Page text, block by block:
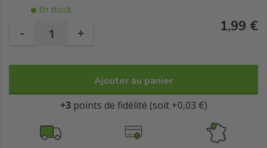
Son adhésivité augmente dans le temps et explique sa
Il ne laisse pas de résidus adhésifs et son retrait est
Il est transparent aux rayons X et disponible en
blanc et couleur chair
En stock
- + 1,99 €
Ajouter au panier
+3 points de fidélité (soit +0,03 €)